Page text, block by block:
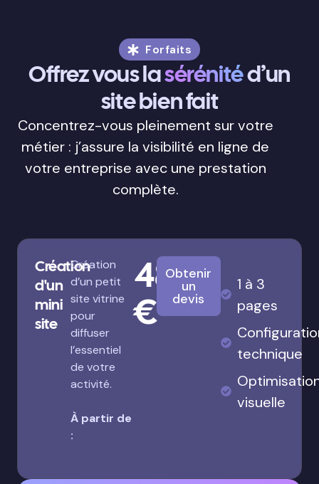
Forfaits
Offrez vous lasérénitéd’un
site bien fait
Concentrez-vous pleinement sur votre
métier : j’assure la visibilité en ligne de
votre entreprise avec une prestation
complète.
Création
d'un
mini
site
Création
d’un petit
site vitrine
pour
diffuser
l’essentiel
de votre
activité.
À partir de
:
480
€
Obtenir
un
devis
1 à 3
pages
technique
visuelle